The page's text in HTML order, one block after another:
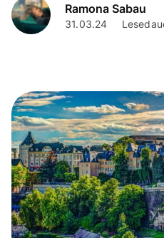
Ramona Sabau
31.03.24